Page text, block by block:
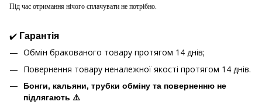
Під час отримання нічого сплачувати не потрібно.
✔️ Гарантія
Обмін бракованого товару протягом 14 днів;
Повернення товару неналежної якості протягом 14 днів.
Бонги, кальяни, трубки обміну та поверненню не
підлягають ⚠️